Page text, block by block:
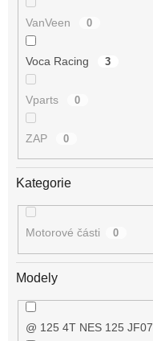
VanVeen 0
Voca Racing 3
Vparts 0
ZAP 0
Kategorie
Motorové části 0
Modely
@ 125 4T NES 125 JF07